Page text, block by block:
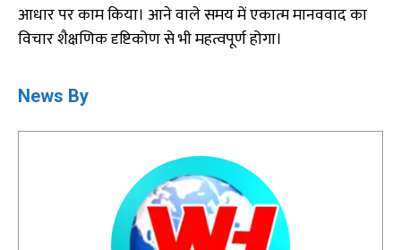
आधार पर काम किया। आने वाले समय में एकात्म मानववाद का
विचार शैक्षणिक दृष्टिकोण से भी महत्वपूर्ण होगा।
News By